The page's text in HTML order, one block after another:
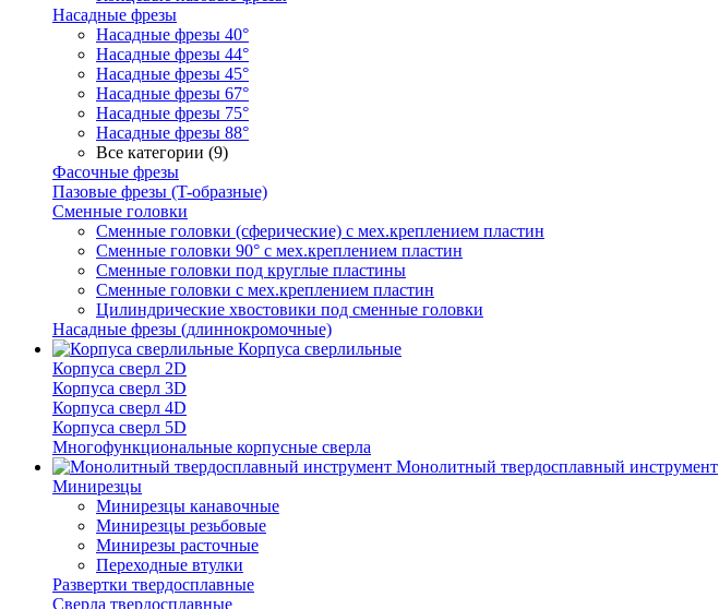
Насадные фрезы
Насадные фрезы 40°
Насадные фрезы 44°
Насадные фрезы 45°
Насадные фрезы 67°
Насадные фрезы 75°
Насадные фрезы 88°
Все категории (9)
Фасочные фрезы
Пазовые фрезы (T-образные)
Сменные головки
Сменные головки (сферические) с мех.креплением пластин
Сменные головки 90° с мех.креплением пластин
Сменные головки под круглые пластины
Сменные головки с мех.креплением пластин
Цилиндрические хвостовики под сменные головки
Насадные фрезы (длиннокромочные)
Корпуса сверлильные
Корпуса сверл 2D
Корпуса сверл 3D
Корпуса сверл 4D
Корпуса сверл 5D
Многофункциональные корпусные сверла
Монолитный твердосплавный инструмент
Минирезцы
Минирезцы канавочные
Минирезцы резьбовые
Минирезы расточные
Переходные втулки
Развертки твердосплавные
Сверла твердосплавные